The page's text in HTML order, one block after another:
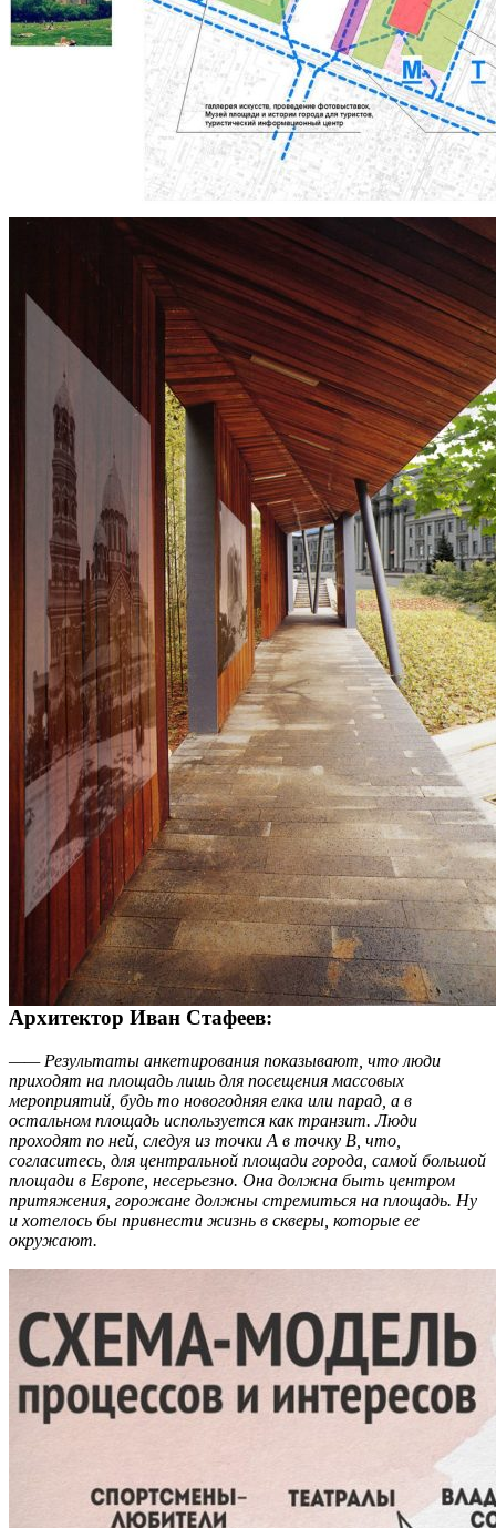
Архитектор Иван Стафеев:
—— Результаты анкетирования показывают, что люди
приходят на площадь лишь для посещения массовых
мероприятий, будь то новогодняя елка или парад, а в
остальном площадь используется как транзит. Люди
проходят по ней, следуя из точки А в точку В, что,
согласитесь, для центральной площади города, самой большой
площади в Европе, несерьезно. Она должна быть центром
притяжения, горожане должны стремиться на площадь. Ну
и хотелось бы привнести жизнь в скверы, которые ее
окружают.